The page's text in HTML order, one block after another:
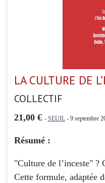
LA CULTURE DE
COLLECTIF
21,00 € - SEUIL- 9 septembre
Résumé :
"Culture de l’inceste" ?
Cette formule, adaptée